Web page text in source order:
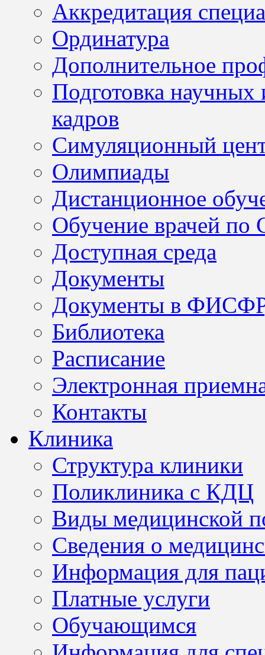
Аккредитация
Ординатура
Дополнительное
Подготовка научных
кадров
Симуляционный
Олимпиады
Дистанционное
Обучение врачей по
Доступная среда
Документы
Документы в
Библиотека
Расписание
Электронная
Контакты
Клиника
Структура клиники
Поликлиника с КДЦ
Виды медицинской
Сведения о
Информация для
Платные услуги
Обучающимся